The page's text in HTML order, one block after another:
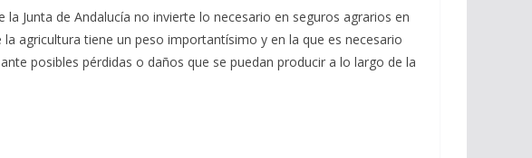
Junta de Andalucía no invierte lo necesario en seguros agrarios en
agricultura tiene un peso importantísimo y en la que es necesario
posibles pérdidas o daños que se puedan producir a lo largo de la